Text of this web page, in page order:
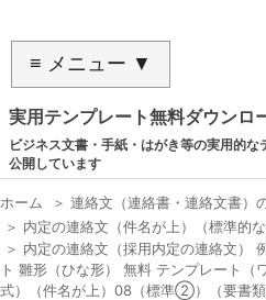
≡ メニュー ▼
実用テンプレート無料ダウンロ
ビジネス文書・手紙・はがき等の実用的
公開しています
ホーム ＞ 連絡文（連絡書・連絡文書）
＞ 内定の連絡文（件名が上）（標準的な
＞ 内定の連絡文（採用内定の連絡文）
ト 雛形（ひな形） 無料 テンプレート（
式）（件名が上）08（標準②）（要書